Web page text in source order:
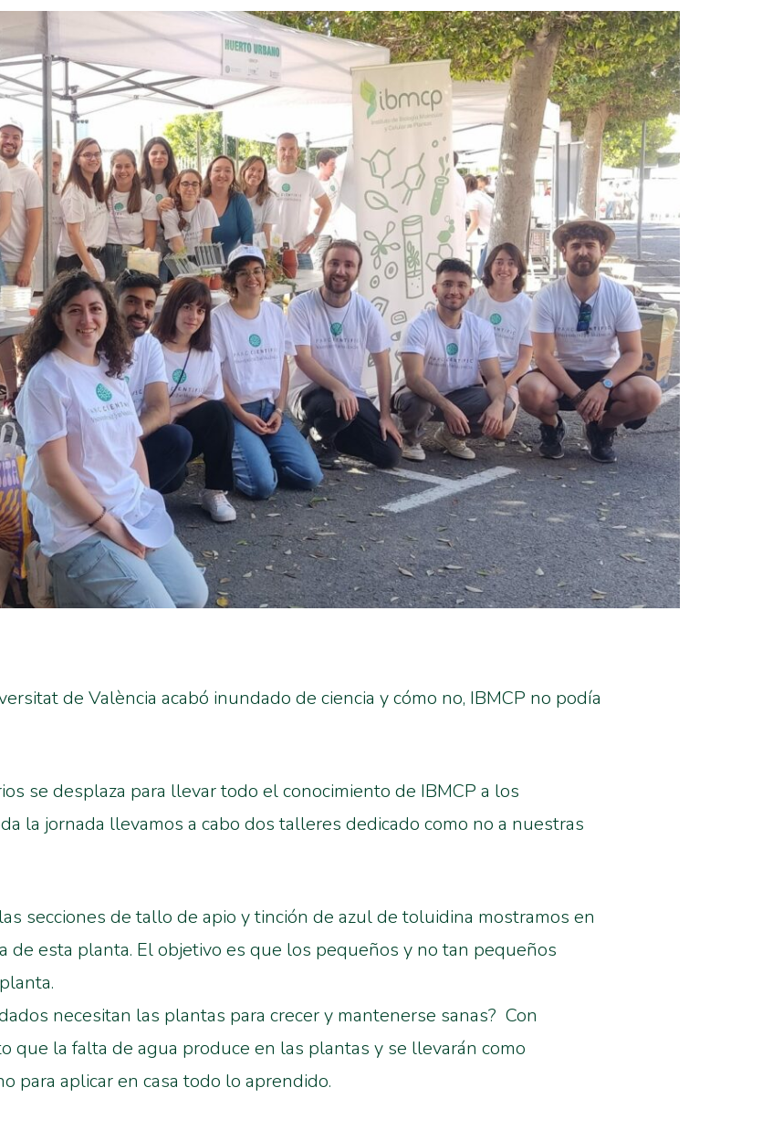
de València acabó inundado de ciencia y cómo no, IBMCP no podía
se desplaza para llevar todo el conocimiento de IBMCP a los
la jornada llevamos a cabo dos talleres dedicado como no a nuestras
secciones de tallo de apio y tinción de azul de toluidina mostramos en
de esta planta. El objetivo es que los pequeños y no tan pequeños
necesitan las plantas para crecer y mantenerse sanas? Con
que la falta de agua produce en las plantas y se llevarán como
para aplicar en casa todo lo aprendido.